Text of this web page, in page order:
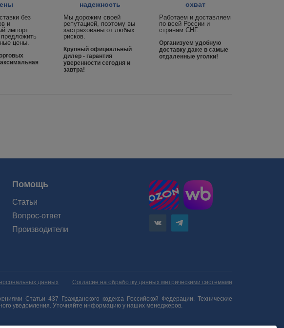
без
и
импорт
цены.
надежность
Мы дорожим своей
репутацией, поэтому вы
застрахованы от любых
рисков.
Крупный официальный
дилер - гарантия
уверенности сегодня и
завтра!
охват
Работаем и доставляем
по всей России и
странам СНГ.
Организуем удобную
доставку даже в самые
отдаленные уголки!
Помощь
Статьи
Вопрос-ответ
Производители
данных Согласие на обработку данных метрическими системами
Статьи 437 Гражданского кодекса Российской Федерации. Технические
уведомления. Уточняйте информацию у наших менеджеров.